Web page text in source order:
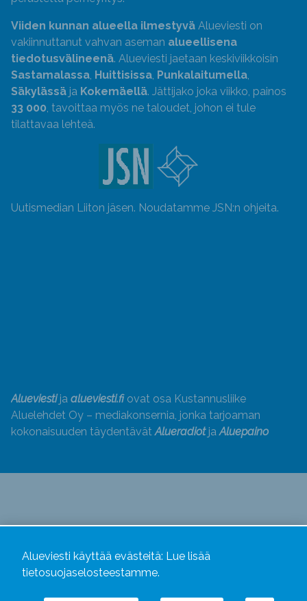
Viiden kunnan alueella ilmestyvä Alueviesti on
vakiinnuttanut vahvan aseman alueellisena
tiedotusvälineenä. Alueviesti jaetaan keskiviikkoisin
Sastamalassa, Huittisissa, Punkalaitumella,
Säkylässä ja Kokemäellä. Jättijako joka viikko, painos
33 000, tavoittaa myös ne taloudet, johon ei tule
tilattavaa lehteä.
Uutismedian Liiton jäsen. Noudatamme JSN:n ohjeita.
Alueviestija alueviesti.fiovat osa Kustannusliike
Aluelehdet Oy – mediakonsernia, jonka tarjoaman
kokonaisuuden täydentävätAlueradiotjaAluepaino
Alueviesti käyttää evästeitä: Lue lisää
tietosuojaselosteestamme.